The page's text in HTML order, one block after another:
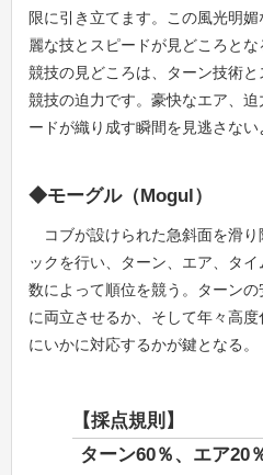
限に引き立てます。この風光明
麗な技とスピードが見どころとな
競技の見どころは、ターン技術
競技の迫力です。豪快なエア、
ードが織り成す瞬間を見逃さな
◆モーグル（Mogul）
コブが設けられた急斜面を滑
ックを行い、ターン、エア、タ
数によって順位を競う。ターン
に両立させるか、そして年々高
にいかに対応するかが鍵となる。
【採点規則】
ターン60％、エア20